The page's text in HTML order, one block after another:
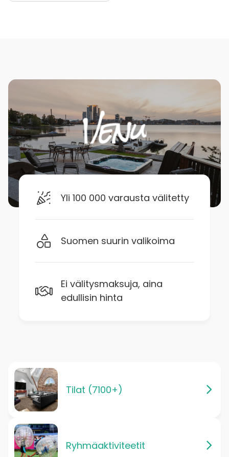
Yli 100 000 varausta välitetty
Suomen suurin valikoima
Ei välitysmaksuja, aina
edullisin hinta
Tilat (7100+)
Ryhmäaktiviteetit